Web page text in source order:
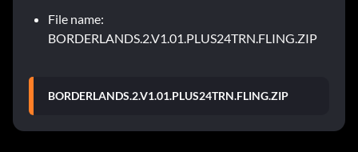
File name:
BORDERLANDS.2.V1.01.PLUS24TRN.FLING.ZIP
BORDERLANDS.2.V1.01.PLUS24TRN.FLING.ZIP